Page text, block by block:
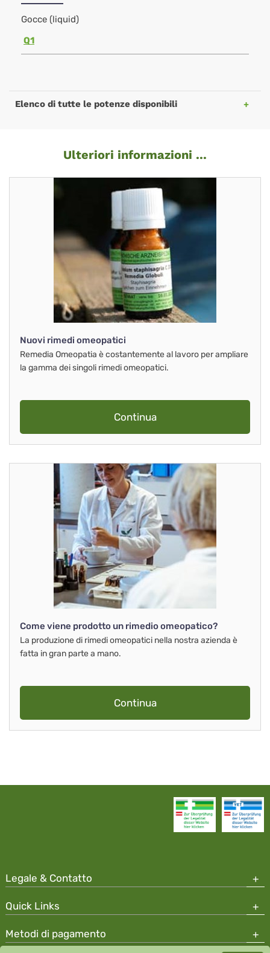
Gocce (liquid)
Q1
Elenco di tutte le potenze disponibili
Ulteriori informazioni ...
Nuovi rimedi omeopatici
Remedia Omeopatia è costantemente al lavoro per ampliare
la gamma dei singoli rimedi omeopatici.
Continua
Come viene prodotto un rimedio omeopatico?
La produzione di rimedi omeopatici nella nostra azienda è
fatta in gran parte a mano.
Continua
Legale & Contatto
Quick Links
Metodi di pagamento